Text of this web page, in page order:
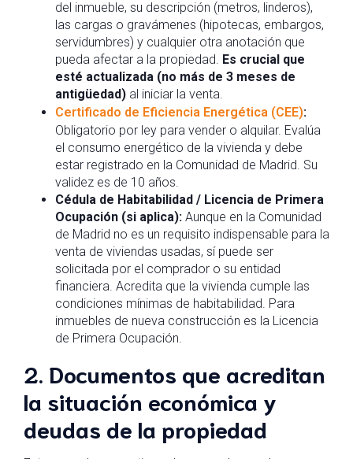
del inmueble, su descripción (metros, linderos),
las cargas o gravámenes (hipotecas, embargos,
servidumbres) y cualquier otra anotación que
pueda afectar a la propiedad. Es crucial que
esté actualizada (no más de 3 meses de
antigüedad) al iniciar la venta.
Certificado de Eficiencia Energética (CEE):
Obligatorio por ley para vender o alquilar. Evalúa
el consumo energético de la vivienda y debe
estar registrado en la Comunidad de Madrid. Su
validez es de 10 años.
Cédula de Habitabilidad / Licencia de Primera
Ocupación (si aplica): Aunque en la Comunidad
de Madrid no es un requisito indispensable para la
venta de viviendas usadas, sí puede ser
solicitada por el comprador o su entidad
financiera. Acredita que la vivienda cumple las
condiciones mínimas de habitabilidad. Para
inmuebles de nueva construcción es la Licencia
de Primera Ocupación.
2. Documentos que acreditan
la situación económica y
deudas de la propiedad